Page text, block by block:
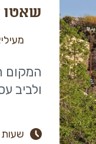
שאטו
המקום
ולביב
שעות